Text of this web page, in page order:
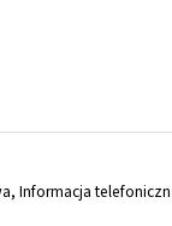
Informacja